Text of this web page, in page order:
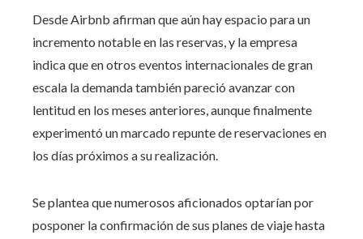
Desde Airbnb afirman que aún hay espacio para un
incremento notable en las reservas, y la empresa
indica que en otros eventos internacionales de gran
escala la demanda también pareció avanzar con
lentitud en los meses anteriores, aunque finalmente
experimentó un marcado repunte de reservaciones en
los días próximos a su realización.
Se plantea que numerosos aficionados optarían por
posponer la confirmación de sus planes de viaje hasta